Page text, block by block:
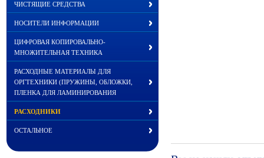
ЧИСТЯЩИЕ СРЕДСТВА
НОСИТЕЛИ ИНФОРМАЦИИ
ЦИФРОВАЯ КОПИРОВАЛЬНО-
МНОЖИТЕЛЬНАЯ ТЕХНИКА
РАСХОДНЫЕ МАТЕРИАЛЫ ДЛЯ
ОРГТЕХНИКИ (ПРУЖИНЫ, ОБЛОЖКИ,
ПЛЕНКА ДЛЯ ЛАМИНИРОВАНИЯ
РАСХОДНИКИ
ОСТАЛЬНОЕ